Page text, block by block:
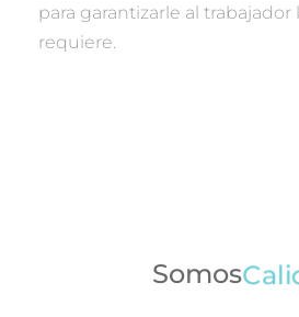
para garantizarle al
requiere.
Somos